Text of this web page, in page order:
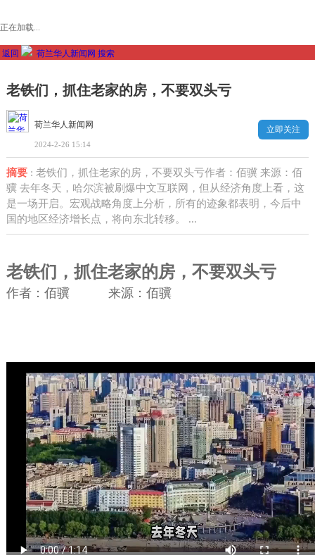
正在加载...
返回 荷兰华人新闻网 搜索
老铁们，抓住老家的房，不要双头亏
荷兰华人新闻网
2024-2-26 15:14
立即关注
摘要: 老铁们，抓住老家的房，不要双头亏作者：佰骥 来源：佰
骥 去年冬天，哈尔滨被刷爆中文互联网，但从经济角度上看，这
是一场开启。宏观战略角度上分析，所有的迹象都表明，今后中
国的地区经济增长点，将向东北转移。 ...
老铁们，抓住老家的房，不要双头亏
作者：佰骥 来源：佰骥